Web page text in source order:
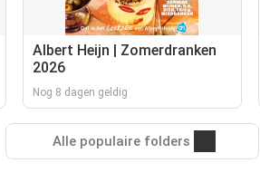
Albert Heijn | Zomerdranken
2026
Nog 8 dagen geldig
Alle populaire folders